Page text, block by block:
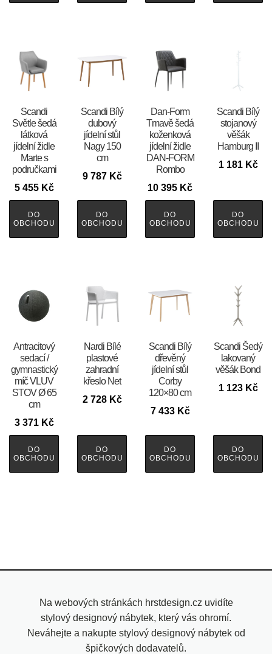
Scandi
Světle šedá
látková
jídelní židle
Marte s
područkami
5 455 Kč
DO
OBCHODU
Scandi Bílý
dubový
jídelní stůl
Nagy 150
cm
9 787 Kč
DO
OBCHODU
​​​​​Dan-Form
Tmavě šedá
koženková
jídelní židle
DAN-FORM
Rombo
10 395 Kč
DO
OBCHODU
Scandi Bílý
stojanový
věšák
Hamburg II
1 181 Kč
DO
OBCHODU
Antracitový
sedací /
gymnastický
míč VLUV
STOV Ø 65
cm
3 371 Kč
DO
OBCHODU
Nardi Bílé
plastové
zahradní
křeslo Net
2 728 Kč
DO
OBCHODU
Scandi Bílý
dřevěný
jídelní stůl
Corby
120×80 cm
7 433 Kč
DO
OBCHODU
Scandi Šedý
lakovaný
věšák Bond
1 123 Kč
DO
OBCHODU
Na webových stránkách hrstdesign.cz uvidíte
stylový designový nábytek, který vás ohromí.
Neváhejte a nakupte stylový designový nábytek od
špičkových dodavatelů.